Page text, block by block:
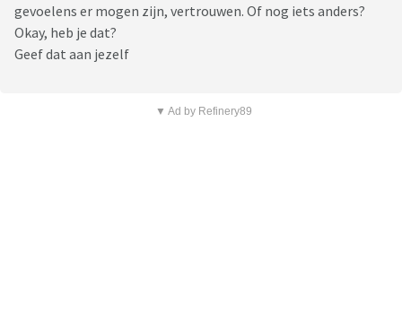
gevoelens er mogen zijn, vertrouwen. Of nog iets anders?
Okay, heb je dat?
Geef dat aan jezelf
▼ Ad by Refinery89